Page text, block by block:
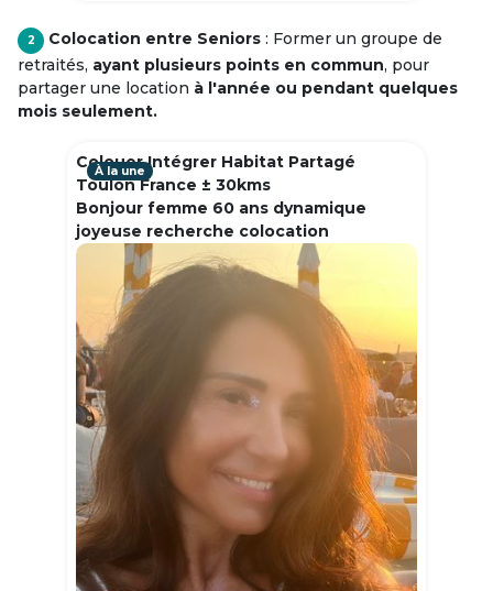
2 Colocation entre Seniors : Former un groupe de
retraités, ayant plusieurs points en commun, pour
partager une location à l'année ou pendant quelques
mois seulement.
Colouer Intégrer Habitat Partagé
Toulon France ± 30kms
Bonjour femme 60 ans dynamique
joyeuse recherche colocation
À la une